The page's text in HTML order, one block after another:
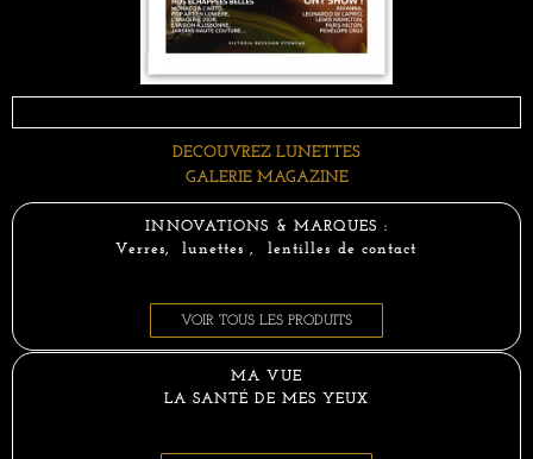
DECOUVREZ LUNETTES
GALERIE MAGAZINE
INNOVATIONS & MARQUES :
Verres, lunettes , lentilles de contact
VOIR TOUS LES PRODUITS
MA VUE
LA SANTÉ DE MES YEUX